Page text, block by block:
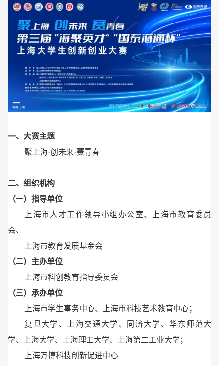
一、大赛主题
聚上海·创未来·赛青春
二、组织机构
（一）指导单位
上海市人才工作领导小组办公室、上海市教育委员
会、
上海市教育发展基金会
（二）主办单位
上海市科创教育指导委员会
（三）承办单位
上海市学生事务中心、上海市科技艺术教育中心；
复旦大学、上海交通大学、同济大学、华东师范大
学、上海大学、上海理工大学、上海第二工业大学；
上海万博科技创新促进中心